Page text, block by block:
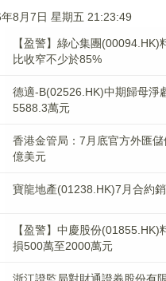
8月7日 星期五 21:23:49
【盈警】綠心集團(00094.HK)
比收窄不少於85%
德適-B(02526.HK)中期歸母淨
5588.3萬元
香港金管局：7月底官方外匯
億美元
寶龍地產(01238.HK)7月合約
【盈警】中慶股份(01855.HK)
損500萬至2000萬元